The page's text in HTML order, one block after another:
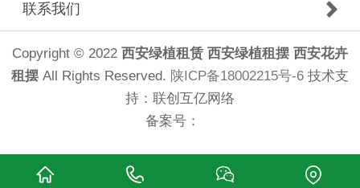
联系我们
Copyright © 2022 西安绿植租赁 西安绿植租摆 西安花卉
租摆 All Rights Reserved. 陕ICP备18002215号-6技术支
持： 联创互亿网络
备案号：